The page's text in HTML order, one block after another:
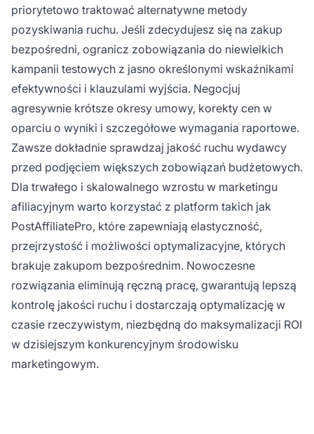
priorytetowo traktować alternatywne metody
pozyskiwania ruchu. Jeśli zdecydujesz się na zakup
bezpośredni, ogranicz zobowiązania do niewielkich
kampanii testowych z jasno określonymi wskaźnikami
efektywności i klauzulami wyjścia. Negocjuj
agresywnie krótsze okresy umowy, korekty cen w
oparciu o wyniki i szczegółowe wymagania raportowe.
Zawsze dokładnie sprawdzaj jakość ruchu wydawcy
przed podjęciem większych zobowiązań budżetowych.
Dla trwałego i skalowalnego wzrostu w marketingu
afiliacyjnym warto korzystać z platform takich jak
PostAffiliatePro, które zapewniają elastyczność,
przejrzystość i możliwości optymalizacyjne, których
brakuje zakupom bezpośrednim. Nowoczesne
rozwiązania eliminują ręczną pracę, gwarantują lepszą
kontrolę jakości ruchu i dostarczają optymalizację w
czasie rzeczywistym, niezbędną do maksymalizacji ROI
w dzisiejszym konkurencyjnym środowisku
marketingowym.